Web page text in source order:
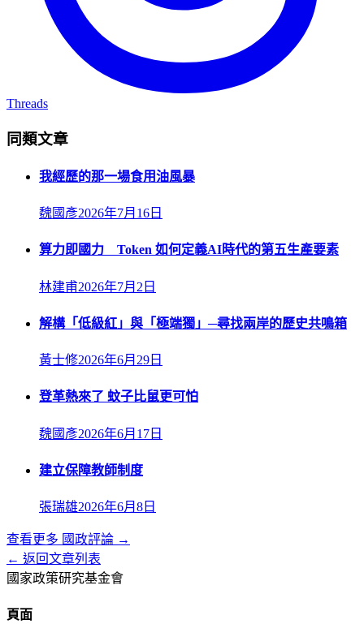
Threads
同類文章
我經歷的那一場食用油風暴
魏國彥2026年7月16日
算力即國力 Token 如何定義AI時代的第五生產要素
林建甫2026年7月2日
解構「低級紅」與「極端獨」─尋找兩岸的歷史共鳴箱
黃士修2026年6月29日
登革熱來了 蚊子比鼠更可怕
魏國彥2026年6月17日
建立保障教師制度
張瑞雄2026年6月8日
查看更多 國政評論 →
← 返回文章列表
國家政策研究基金會
頁面